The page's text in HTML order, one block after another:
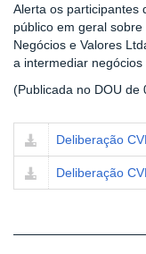
Alerta os participantes
público em geral
Negócios e Valores
a intermediar negócios
(Publicada no DOU de
Deliberação
Deliberação